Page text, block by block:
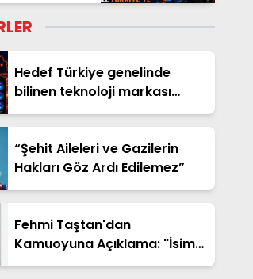
Hedef Türkiye genelinde
bilinen teknoloji markası
olmak
“Şehit Aileleri ve Gazilerin
Hakları Göz Ardı Edilemez”
Fehmi Taştan'dan
Kamuoyuna Açıklama: "İsim
Benzerliği Nedeniyle Hatalı